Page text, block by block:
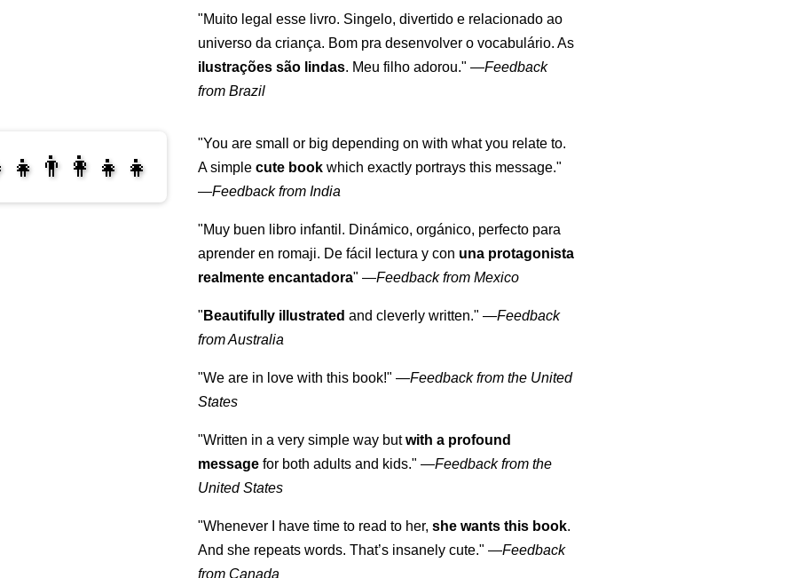
"Muito legal esse livro. Singelo, divertido e relacionado ao
universo da criança. Bom pra desenvolver o vocabulário. As
ilustrações são lindas. Meu filho adorou." —Feedback
from Brazil
"You are small or big depending on with what you relate to.
A simplecute book which exactly portrays this message."
—Feedback from India
"Muy buen libro infantil. Dinámico, orgánico, perfecto para
aprender en romaji. De fácil lectura y con una protagonista
realmente encantadora" —Feedback from Mexico
" Beautifully illustrated and cleverly written." —Feedback
from Australia
"We are in love with this book!" —Feedback from the United
States
"Written in a very simple way butwith a profound
message for both adults and kids." —Feedback from the
United States
"Whenever I have time to read to her,she wants this book.
And she repeats words. That’s insanely cute." —Feedback
from Canada